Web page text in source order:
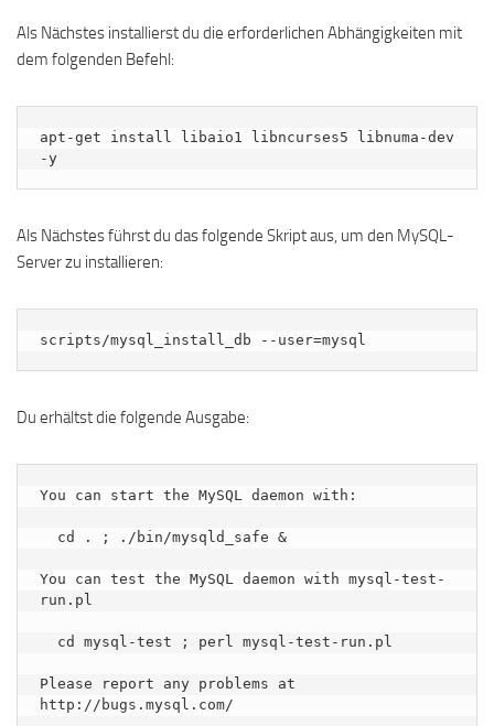
Als Nächstes installierst du die erforderlichen Abhängigkeiten mit
dem folgenden Befehl:
apt-get install libaio1 libncurses5 libnuma-dev
-y
Als Nächstes führst du das folgende Skript aus, um den MySQL-
Server zu installieren:
scripts/mysql_install_db --user=mysql
Du erhältst die folgende Ausgabe:
You can start the MySQL daemon with:
You can test the MySQL daemon with mysql-test-
run.pl
Please report any problems at
http://bugs.mysql.com/